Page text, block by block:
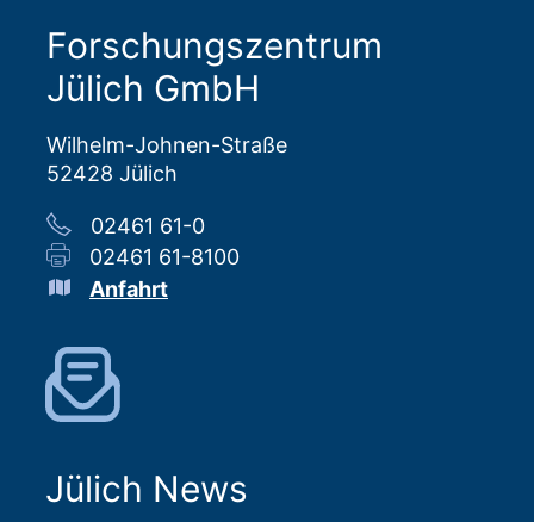
Forschungszentrum
Jülich GmbH
Wilhelm-Johnen-Straße
52428 Jülich
02461 61-0
02461 61-8100
Anfahrt
Jülich News